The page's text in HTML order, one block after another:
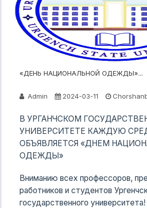
«ДЕНЬ НАЦИОНАЛЬНОЙ ОДЕЖДЫ»...
Admin 2024-03-11
В УРГАНЧСКОМ
УНИВЕРСИТЕТЕ КАЖДУЮ
ОБЪЯВЛЯЕТСЯ «ДНЕМ
ОДЕЖДЫ»
Вниманию всех профессоров,
работников и студентов
государственного университета!